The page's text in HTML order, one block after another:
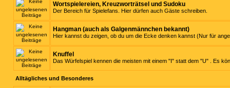
Wortspielereien, Kreuzworträtsel und Sudoku
Der Bereich für Spielefans. Hier dürfen auch Gäste schreiben.
Hangman (auch als Galgenmännchen bekannt)
Hier kannst du zeigen, ob du um die Ecke denken kannst (Nur für
Knuffel
Das Würfelspiel kennen die meisten mit einem "I" statt dem "U" . Es
Alltägliches und Besonderes